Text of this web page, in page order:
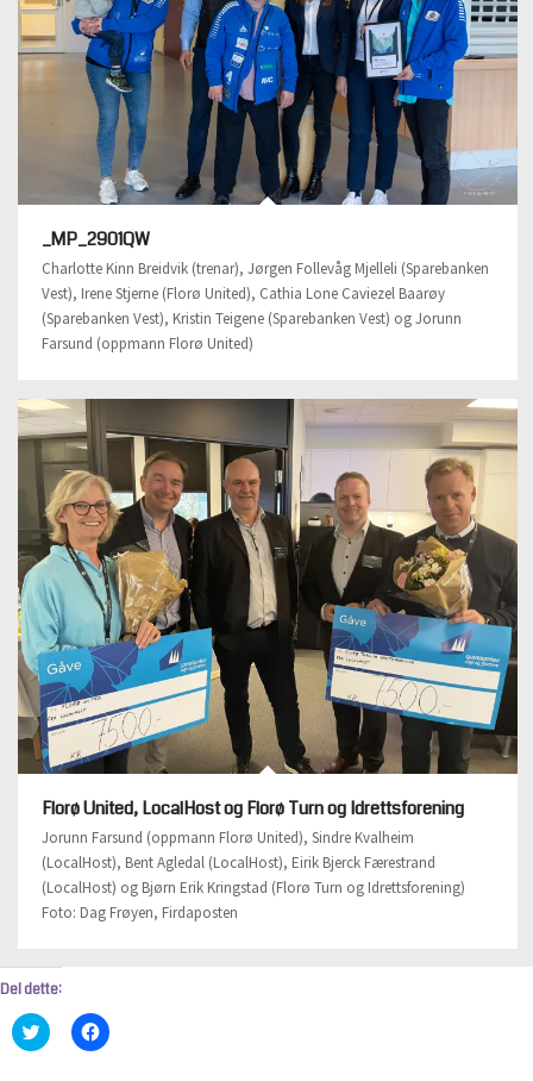
_MP_2901QW
Charlotte Kinn Breidvik (trenar), Jørgen Follevåg Mjelleli (Sparebanken
Vest), Irene Stjerne (Florø United), Cathia Lone Caviezel Baarøy
(Sparebanken Vest), Kristin Teigene (Sparebanken Vest) og Jorunn
Farsund (oppmann Florø United)
Florø United, LocalHost og Florø Turn og Idrettsforening
Jorunn Farsund (oppmann Florø United), Sindre Kvalheim
(LocalHost), Bent Agledal (LocalHost), Eirik Bjerck Færestrand
(LocalHost) og Bjørn Erik Kringstad (Florø Turn og Idrettsforening)
Foto: Dag Frøyen, Firdaposten
Del dette:
Klikk
for
Klikk
for